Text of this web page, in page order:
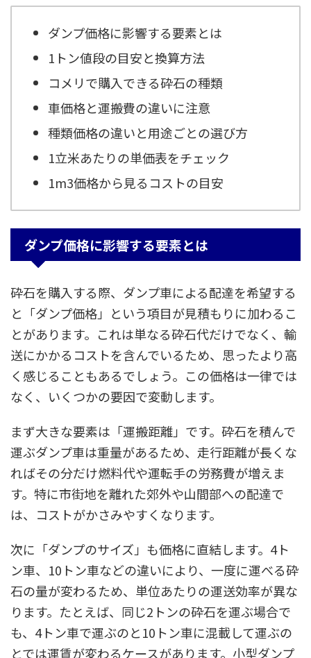
ダンプ価格に影響する要素とは
1トン値段の目安と換算方法
コメリで購入できる砕石の種類
車価格と運搬費の違いに注意
種類価格の違いと用途ごとの選び方
1立米あたりの単価表をチェック
1m3価格から見るコストの目安
ダンプ価格に影響する要素とは
砕石を購入する際、ダンプ車による配達を希望する
と「ダンプ価格」という項目が見積もりに加わるこ
とがあります。これは単なる砕石代だけでなく、輸
送にかかるコストを含んでいるため、思ったより高
く感じることもあるでしょう。この価格は一律では
なく、いくつかの要因で変動します。
まず大きな要素は「運搬距離」です。砕石を積んで
運ぶダンプ車は重量があるため、走行距離が長くな
ればその分だけ燃料代や運転手の労務費が増えま
す。特に市街地を離れた郊外や山間部への配達で
は、コストがかさみやすくなります。
次に「ダンプのサイズ」も価格に直結します。4ト
ン車、10トン車などの違いにより、一度に運べる砕
石の量が変わるため、単位あたりの運送効率が異な
ります。たとえば、同じ2トンの砕石を運ぶ場合で
も、4トン車で運ぶのと10トン車に混載して運ぶの
とでは運賃が変わるケースがあります。小型ダンプ